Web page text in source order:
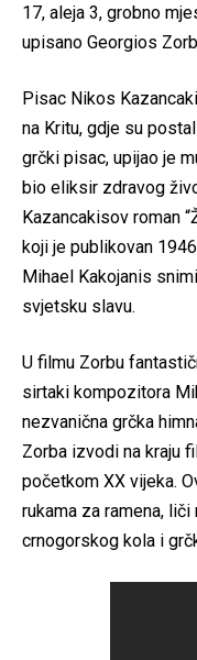
17, aleja 3, grobno
upisano Georgios
Pisac Nikos
na Kritu, gdje su
grčki pisac, upijao je
bio eliksir zdravog
Kazancakisov roman
koji je publikovan
Mihael Kakojanis
svjetsku slavu.
U filmu Zorbu
sirtaki kompozitora
nezvanična grčka
Zorba izvodi na kraju
početkom XX vijeka.
rukama za ramena,
crnogorskog kola i